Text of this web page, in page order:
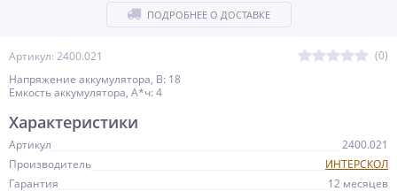
Артикул: 2400.021
(0)
Напряжение аккумулятора, В: 18
Емкость аккумулятора, А*ч: 4
ПОДРОБНЕЕ О ДОСТАВКЕ
Характеристики
Артикул
2400.021
Производитель
ИНТЕРСКОЛ
Гарантия
12 месяцев